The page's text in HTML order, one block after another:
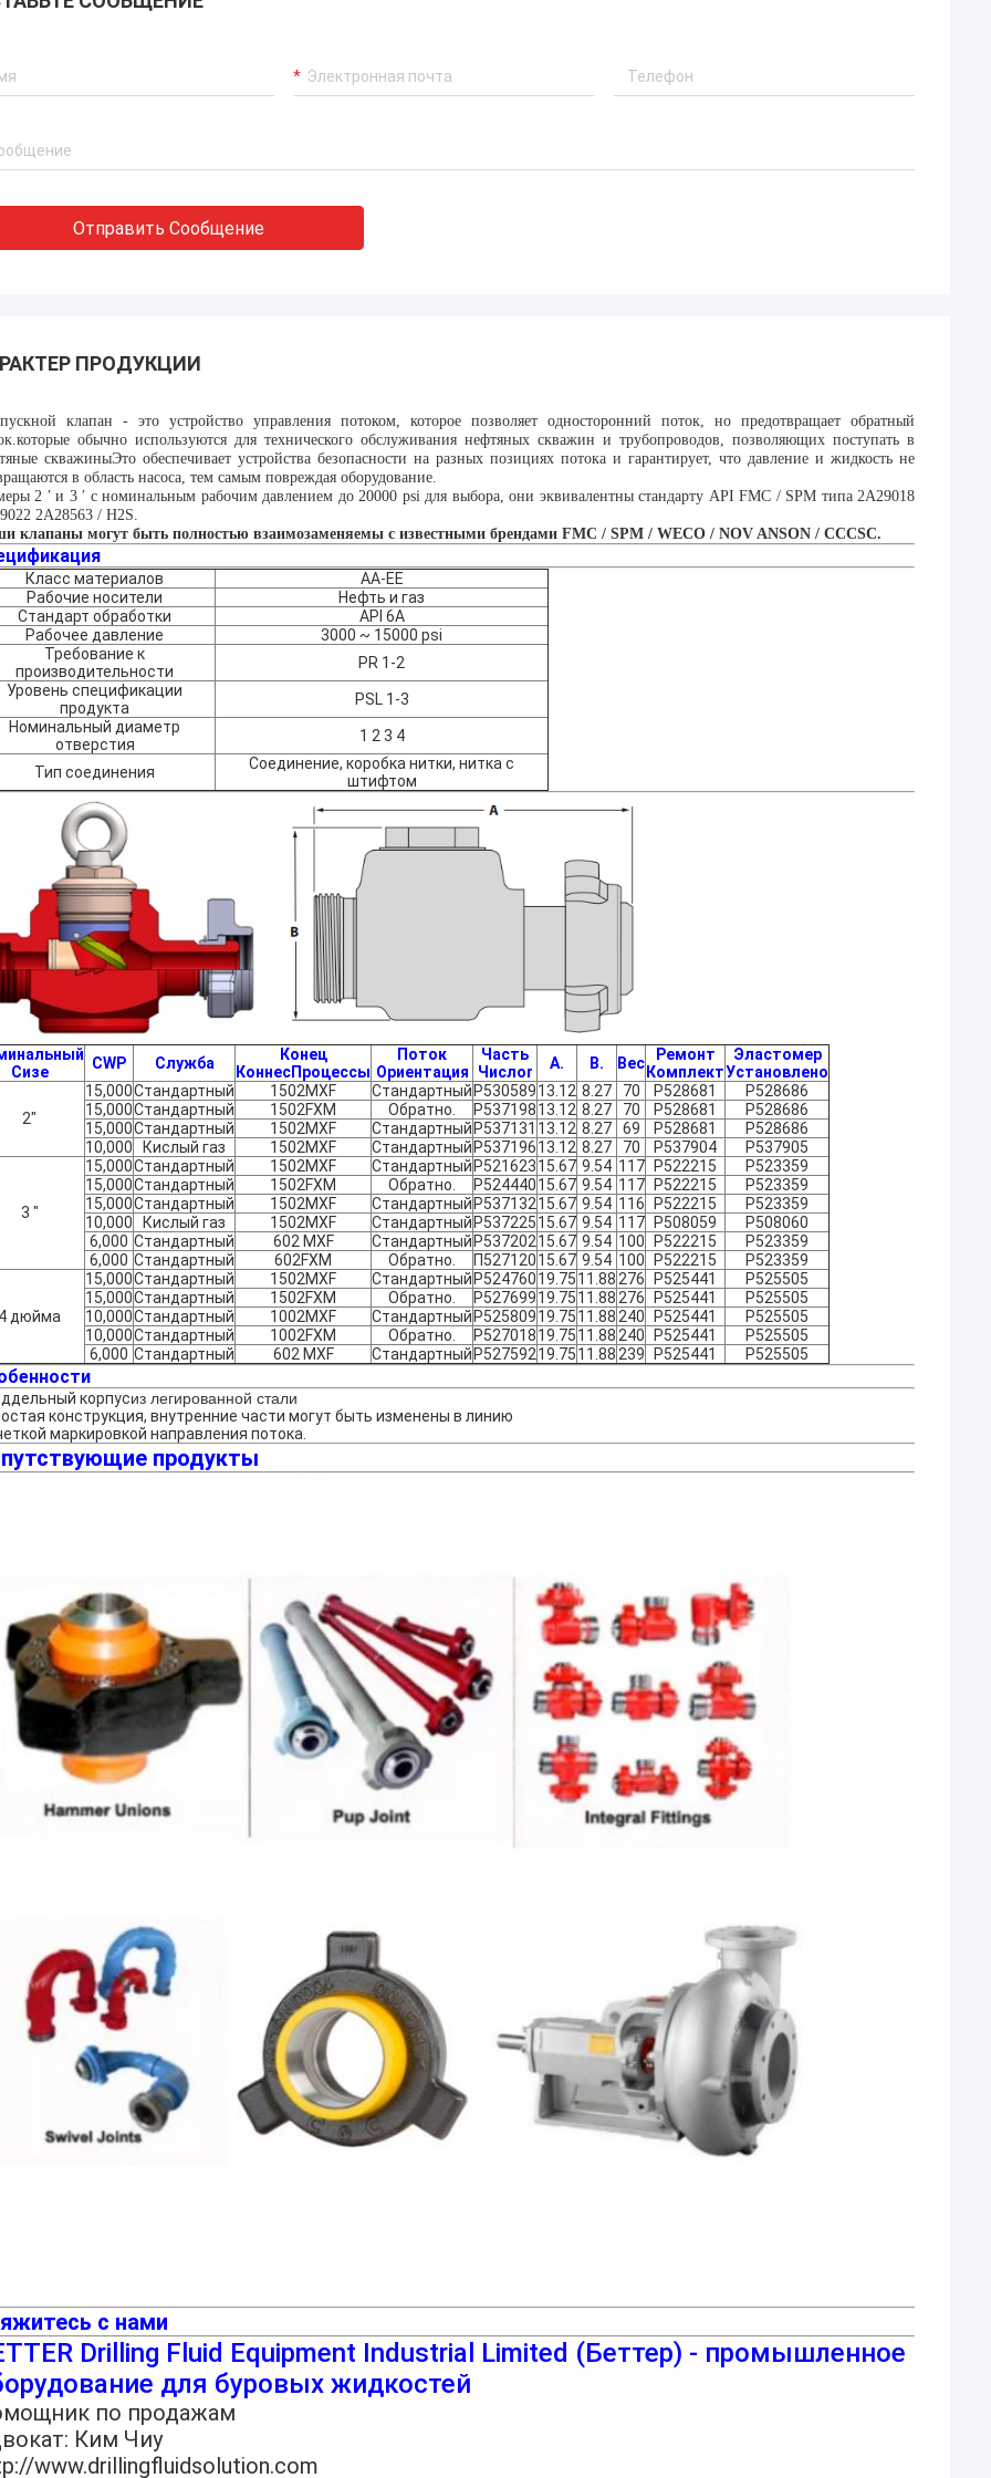
Отправить Сообщение
ПРОДУКЦИИ
клапан - это устройство управления потоком, которое позволяет односторонний поток, но предотвращает обратный
обычно используются для технического обслуживания нефтяных скважин и трубопроводов, позволяющих поступать в
скважиныЭто обеспечивает устройства безопасности на разных позициях потока и гарантирует, что давление и жидкость не
в область насоса, тем самым повреждая оборудование.
2 ′ и 3 ′ с номинальным рабочим давлением до 20000 psi для выбора, они эквивалентны стандарту API FMC / SPM типа 2A29018
2A28563 / H2S.
клапаны могут быть полностью взаимозаменяемы с известными брендами FMC / SPM / WECO / NOV ANSON / CCCSC.
Класс материалов
AA-EE
Рабочие носители
Нефть и газ
Стандарт обработки
API 6A
Рабочее давление
3000 ~ 15000 psi
Требование к
производительности
PR 1-2
Уровень спецификации
продукта
PSL 1-3
Номинальный диаметр
отверстия
1 2 3 4
Тип соединения
Соединение, коробка нитки, нитка с
штифтом
Сизe CWP Служба
Конец
КоннеcПроцессы
Поток
Ориентация
Часть
Числоr А. В. Вес
Ремонт
Комплект
Эластомер
Установлено
2"
15,000Стандартный 1502MXF Стандартный P53058913.12 8.27 70 P528681
P528686
15,000Стандартный 1502FXM Обратно. P53719813.12 8.27 70 P528681
P528686
15,000Стандартный 1502MXF Стандартный P537131 13.12 8.27 69 P528681
P528686
10,000
Кислый газ 1502MXF Стандартный P53719613.12 8.27 70 P537904 P537905
3 "
15,000Стандартный 1502MXF Стандартный P52162315.67 9.54 117 P522215
P523359
15,000Стандартный 1502FXM Обратно. P52444015.67 9.54 117 P522215
P523359
15,000Стандартный 1502MXF Стандартный P53713215.67 9.54 116 P522215
P523359
10,000
Кислый газ 1502MXF Стандартный P53722515.67 9.54 117 P508059
P508060
6,000 Стандартный 602 MXF Стандартный P53720215.67 9.54 100 P522215
P523359
6,000 Стандартный 602FXM Обратно. П52712015.67 9.54 100 P522215 P523359
4 дюйма
15,000Стандартный 1502MXF Стандартный P52476019.7511.88 276 P525441
P525505
15,000Стандартный 1502FXM Обратно. P52769919.7511.88 276 P525441
P525505
10,000Стандартный 1002MXF Стандартный P52580919.7511.88 240 P525441
P525505
10,000Стандартный 1002FXM Обратно. P52701819.7511.88 240 P525441
P525505
6,000 Стандартный 602 MXF Стандартный P52759219.7511.88 239 P525441 P525505
корпусиз легированной стали
конструкция, внутренние части могут быть изменены в линию
маркировкой направления потока.
продукты
с нами
Drilling Fluid Equipment Industrial Limited (Беттер) - промышленное
для буровых жидкостей
по продажам
Ким Чиу
www.drillingfluidsolution.com